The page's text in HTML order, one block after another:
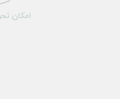
امکان